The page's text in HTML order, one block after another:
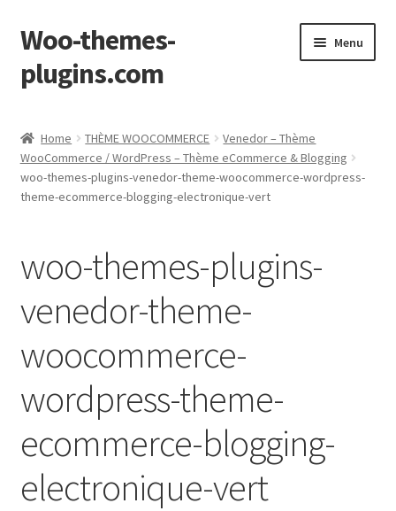
Skip
to
navigation
Skip
to
content
Woo-themes-
plugins.com
Menu
Home THÈME WOOCOMMERCE
Venedor – Thème
WooCommerce / WordPress – Thème eCommerce & Blogging
woo-themes-plugins-venedor-theme-woocommerce-wordpress-
theme-ecommerce-blogging-electronique-vert
woo-themes-plugins-
venedor-theme-
woocommerce-
wordpress-theme-
ecommerce-blogging-
electronique-vert